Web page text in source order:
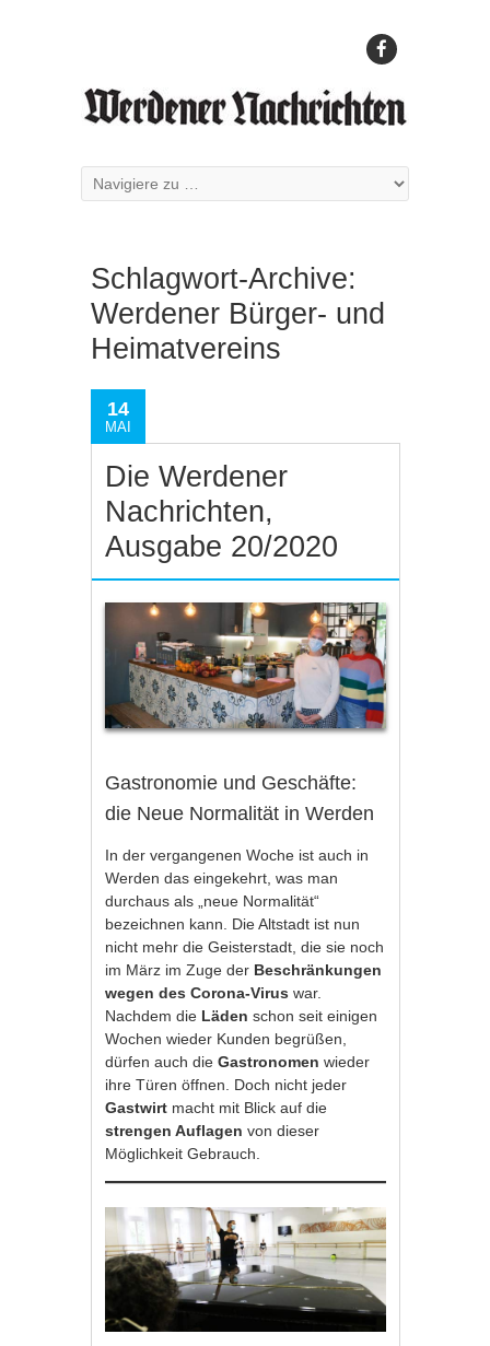
Schlagwort-Archive:
Werdener Bürger- und
Heimatvereins
14
MAI
Die Werdener
Nachrichten,
Ausgabe 20/2020
Gastronomie und Geschäfte:
die Neue Normalität in Werden
In der vergangenen Woche ist auch in
Werden das eingekehrt, was man
durchaus als „neue Normalität“
bezeichnen kann. Die Altstadt ist nun
nicht mehr die Geisterstadt, die sie noch
im März im Zuge der Beschränkungen
wegen des Corona-Viruswar.
Nachdem die Lädenschon seit einigen
Wochen wieder Kunden begrüßen,
dürfen auch dieGastronomenwieder
ihre Türen öffnen. Doch nicht jeder
Gastwirt macht mit Blick auf die
strengen Auflagen von dieser
Möglichkeit Gebrauch.